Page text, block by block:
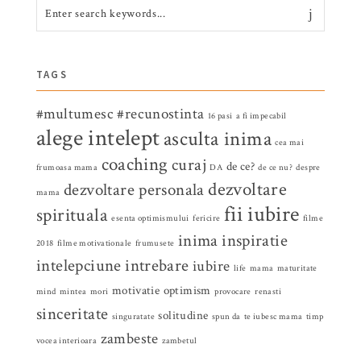
TAGS
#multumesc #recunostinta 16 pasi a fi impecabil
alege inteleptasculta inima cea mai
frumoasa mama coaching curaj DA de ce? de ce nu? despre
mama dezvoltare personala dezvoltare
spirituala esenta optimismului fericire fii iubire filme
2018 filme motivationale frumusete inimainspiratie
intelepciuneintrebare iubire life mama maturitate
mind mintea mori motivatie optimism provocare renasti
sinceritate singuratate solitudine spun da te iubesc mama timp
vocea interioara zambeste zambetul